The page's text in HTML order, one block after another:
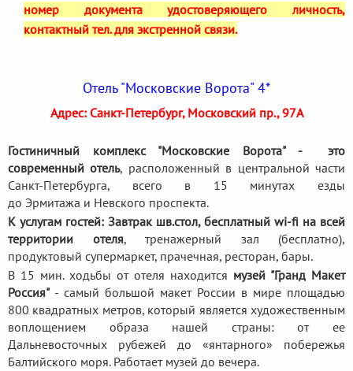
номер документа удостоверяющего личность,
контактный тел. для экстренной связи.
Отель "Московские Ворота" 4*
Адрес: Санкт-Петербург, Московский пр., 97А
Гостиничный комплекс "Московские Ворота" - это
современный отель, расположенный в центральной части
Санкт-Петербурга, всего в 15 минутах езды
до Эрмитажа и Невского проспекта.
К услугам гостей: Завтрак шв.стол, бесплатный wi-fi на всей
территории отеля, тренажерный зал (бесплатно),
продуктовый супермаркет, прачечная, ресторан, бары.
В 15 мин. ходьбы от отеля находится музей "Гранд Макет
Россия"- самый большой макет России в мире площадью
800 квадратных метров, который является художественным
воплощением образа нашей страны: от ее
Дальневосточных рубежей до «янтарного» побережья
Балтийского моря. Работает музей до вечера.